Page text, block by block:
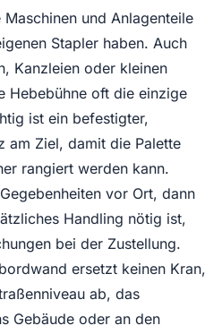
und Anlagenteile
Stapler haben. Auch
Kanzleien oder kleinen
Hebebühne oft die einzige
ist ein befestigter,
am Ziel, damit die Palette
rangiert werden kann.
vor Ort, dann
Handling nötig ist,
bei der Zustellung.
ersetzt keinen Kran,
ab, das
Gebäude oder an den